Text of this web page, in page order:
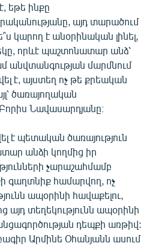
եթե ինքը
այդ տարածում
կարող է անօրինական լինել,
որևէ պաշտոնատար անձ՝
անվտանգության մարմնում
է, այստեղ ոչ թե քրեական
ծառայողական
Նավասարդյանը։
է պետական ծառայություն
անձի կողմից իր
չարաշահմամբ
գաղտնիք համարվող, ոչ
ապօրինի հավաքելու,
այդ տեղեկությունն ապօրինի
դեպքի առթիվ:
Արմինե Օհանյանն ասում